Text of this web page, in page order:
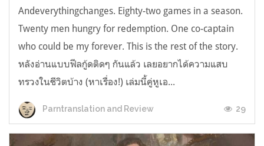
Andeverythingchanges. Eighty-two games in a season.
Twenty men hungry for redemption. One co-captain
who could be my forever. This is the rest of the story.
หลังอ่านแบบฟีลกู้ดติดๆ กันแล้ว เลยอยากได้ความแสบ
ทรวงในชีวิตบ้าง (หาเรื่อง!) เล่มนี้คู่หูเอ...
Parntranslation and Review 29